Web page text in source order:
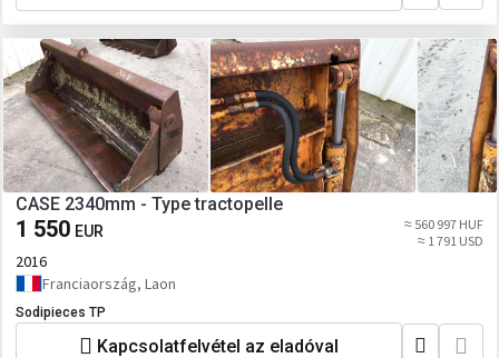
CASE 2340mm - Type tractopelle
1 550 EUR
≈ 560 997 HUF
≈ 1 791 USD
2016
Franciaország, Laon
Sodipieces TP
Kapcsolatfelvétel az eladóval